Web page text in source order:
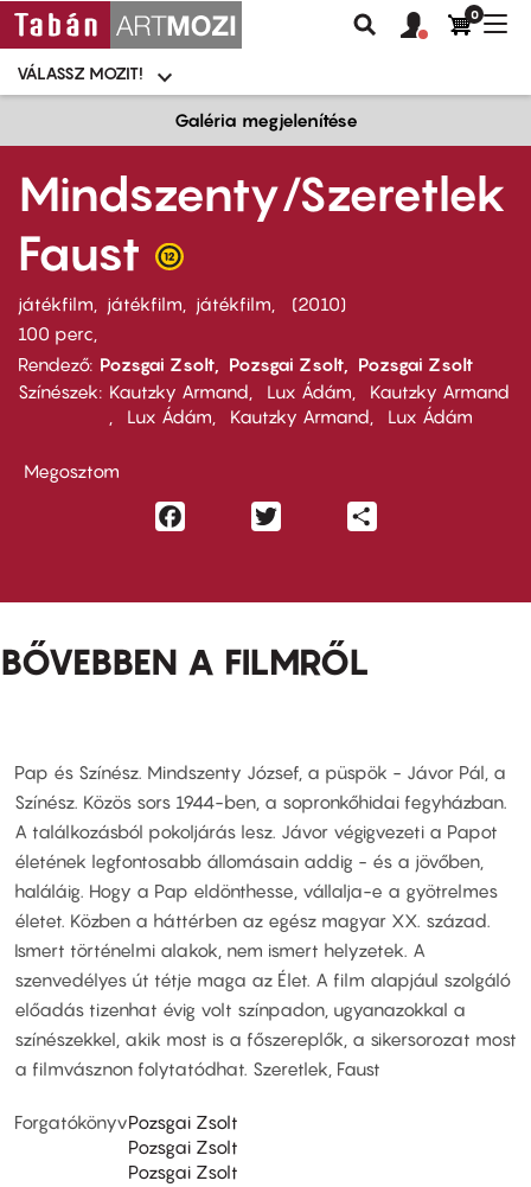
Moziválasztó
menü
VÁLASSZ MOZIT!
Keresés
Felhasználói
fiók
0
Galéria megjelenítése
Mindszenty/Szeretlek
Faust
játékfilm játékfilm játékfilm
2010
100 perc,
Rendező Pozsgai Zsolt Pozsgai Zsolt
Pozsgai Zsolt
Színészek
Kautzky Armand Lux Ádám
Kautzky Armand
Lux Ádám
Kautzky Armand Lux Ádám
Megosztom
Facebook
BŐVEBBEN A FILMRŐL
Pap és Színész. Mindszenty József, a püspök - Jávor Pál, a
Színész. Közös sors 1944-ben, a sopronkőhidai fegyházban.
A találkozásból pokoljárás lesz. Jávor végigvezeti a Papot
életének legfontosabb állomásain addig - és a jövőben,
haláláig. Hogy a Pap eldönthesse, vállalja-e a gyötrelmes
életet. Közben a háttérben az egész magyar XX. század.
Ismert történelmi alakok, nem ismert helyzetek. A
szenvedélyes út tétje maga az Élet. A film alapjául szolgáló
előadás tizenhat évig volt színpadon, ugyanazokkal a
színészekkel, akik most is a főszereplők, a sikersorozat most
a filmvásznon folytatódhat. Szeretlek, Faust
ForgatókönyvPozsgai Zsolt
Pozsgai Zsolt
Pozsgai Zsolt